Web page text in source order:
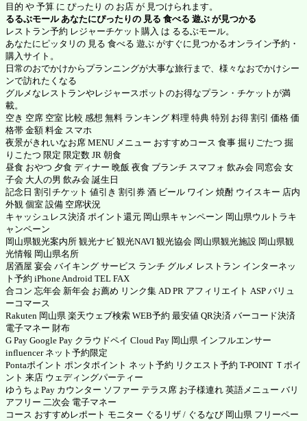
目的 や 予算 に ぴったり の お店 が 見つけられます。
るるぶモールあなたにぴったりの 見る 食べる 遊ぶ が見つかる
レストラン予約 レジャーチケット購入 は るるぶモール。
あなたにピッタリの 見る 食べる 遊ぶ がすぐに見つかるオンライン予約・
購入サイト。
日常のおでかけからプランニングが大事な旅行まで、様々なおでかけシー
ンで訪れたくなる
グルメなレストランやレジャースポットのお得なプラン・チケットが満
載。
空き 空席 空室 比較 感想 無料 ランキング 料理 特典 特別 お得 割引 価格 価
格帯 金額 料金 スマホ
夜景がきれいなお席 MENU メニュー おすすめコース 食事 掘りごたつ 掘
りこたつ 限定 限定数 JR 朝食
昼食 おやつ 夕食 ディナー 晩飯 夜食 ブランチ スマフォ 飲み会 同窓会 女
子会 大人の男 飲み会 誕生日
記念日 割引チケット 値引き 割引券 酒 ビール ワイン 焼酎 ウイスキー 店内
外観 個室 設備 空席状況
キャッシュレス決済 ポイント還元 岡山県キャンペーン 岡山県ウルトラキ
ャンペーン
岡山県観光案内所 観光ナビ 観光NAVI 観光協会 岡山県観光施設 岡山県観
光情報 岡山県名所
居酒屋 宴会 バイキング サービス ランチ グルメ レストラン インターネッ
ト予約 iPhone Android TEL FAX
合コン 忘年会 新年会 お薦め リンク集 AD PR アフィリエイト ASP バリュ
ーコマース
Rakuten 岡山県 楽天ウェブ検索 WEB予約 最安値 QR決済 バーコード決済
電子マネー 財布
G Pay Google Pay クラウドペイ Cloud Pay 岡山県 インフルエンサー
influencer ネット予約限定
Pontaポイント ポンタポイント ネット予約 リクエスト予約 T-POINT Ｔポイ
ント 来店 ウェディングパーティー
ゆうちょPay カウンター ソファー テラス席 お子様連れ 英語メニュー バリ
アフリー 二次会 電子マネー
コース おすすめレポート モニター ぐるリザ / ぐるなび 岡山県 フリーペー